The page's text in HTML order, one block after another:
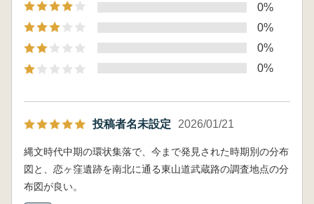
0%
0%
0%
0%
投稿者名未設定 2026/01/21
縄文時代中期の環状集落で、今まで発見された時期別の分布
図と、恋ヶ窪遺跡を南北に通る東山道武蔵路の調査地点の分
布図が良い。